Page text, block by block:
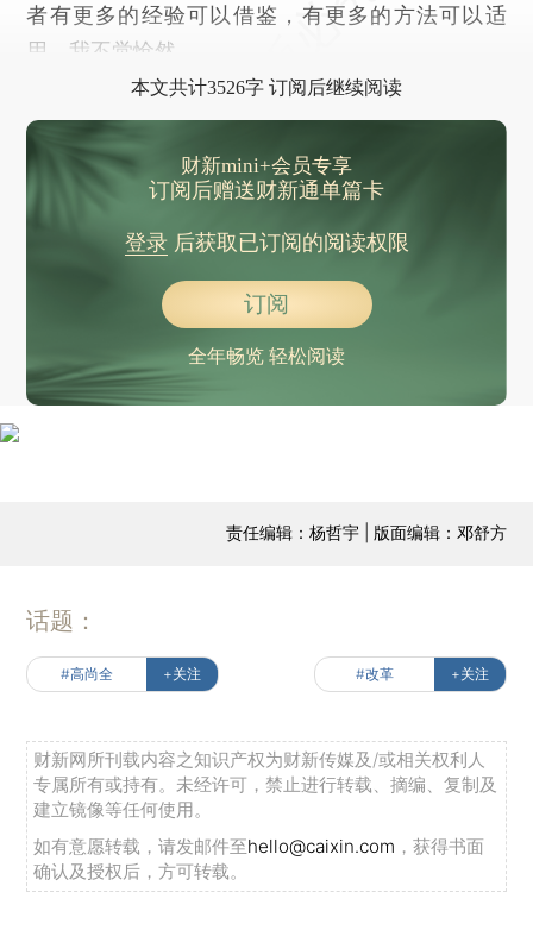
者有更多的经验可以借鉴，有更多的方法可以适
用。我不觉怆然。
本文共计3526字 订阅后继续阅读
财新mini+会员专享
订阅后赠送财新通单篇卡
登录后获取已订阅的阅读权限
订阅
全年畅览 轻松阅读
责任编辑：杨哲宇 | 版面编辑：邓舒方
话题：
#高尚全 +关注 #改革 +关注
财新网所刊载内容之知识产权为财新传媒及/或相关权利人
专属所有或持有。未经许可，禁止进行转载、摘编、复制及
建立镜像等任何使用。
如有意愿转载，请发邮件至hello@caixin.com ，获得书面
确认及授权后，方可转载。